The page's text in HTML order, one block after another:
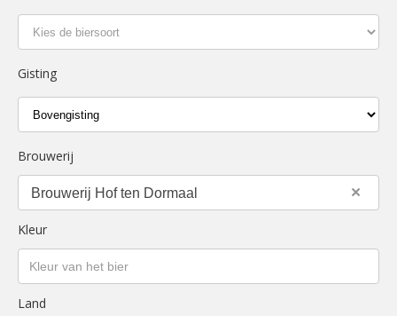
Gisting
Brouwerij
×
Brouwerij Hof ten Dormaal
Kleur
Land